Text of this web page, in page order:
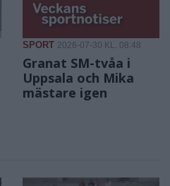
SPORT 2026-07-30 KL. 08:48
Granat SM-tvåa i
Uppsala och Mika
mästare igen